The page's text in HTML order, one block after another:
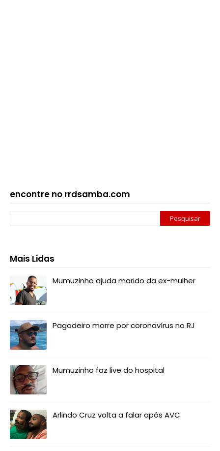
encontre no rrdsamba.com
Mais Lidas
Mumuzinho ajuda marido da ex-mulher
Pagodeiro morre por coronavírus no RJ
Mumuzinho faz live do hospital
Arlindo Cruz volta a falar após AVC